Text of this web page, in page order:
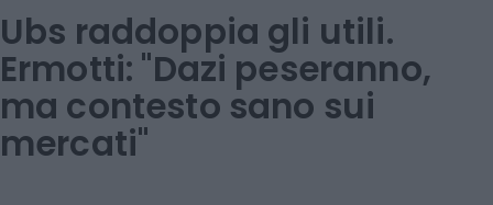
Ubs raddoppia gli utili.
Ermotti: "Dazi peseranno,
ma contesto sano sui
mercati"